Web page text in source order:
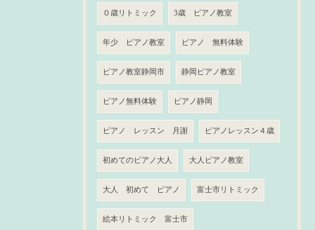
０歳リトミック 3歳 ピアノ教室
年少 ピアノ教室 ピアノ 無料体験
ピアノ教室静岡市 静岡ピアノ教室
ピアノ無料体験 ピアノ静岡
ピアノ レッスン 月謝 ピアノレッスン４歳
初めてのピアノ大人 大人ピアノ教室
大人 初めて ピアノ 富士市リトミック
絵本リトミック 富士市